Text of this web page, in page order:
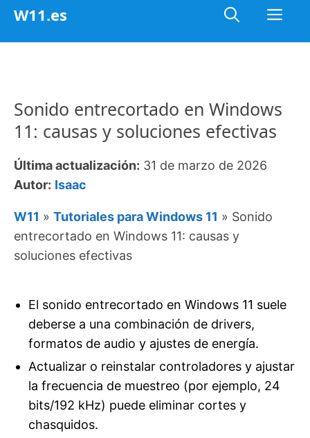
Saltar
W11.es
Sonido entrecortado en Windows
11: causas y soluciones efectivas
Última actualización: 31 de marzo de 2026
Autor: Isaac
W11 » Tutoriales para Windows 11 » Sonido
entrecortado en Windows 11: causas y
soluciones efectivas
El sonido entrecortado en Windows 11 suele
deberse a una combinación de drivers,
formatos de audio y ajustes de energía.
Actualizar o reinstalar controladores y ajustar
la frecuencia de muestreo (por ejemplo, 24
bits/192 kHz) puede eliminar cortes y
chasquidos.